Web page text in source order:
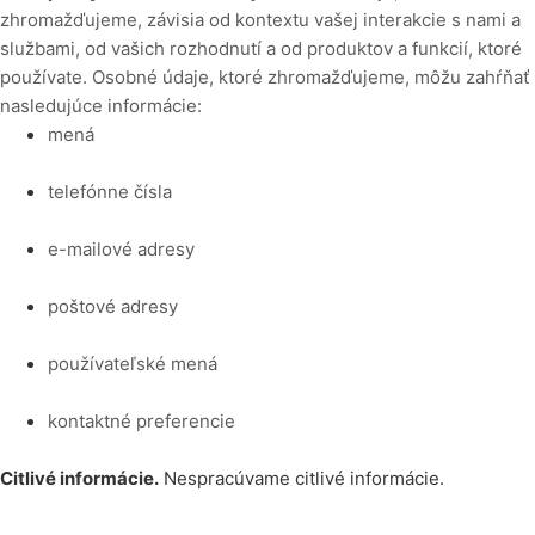
zhromažďujeme, závisia od kontextu vašej interakcie s nami a
službami, od vašich rozhodnutí a od produktov a funkcií, ktoré
používate. Osobné údaje, ktoré zhromažďujeme, môžu zahŕňať
nasledujúce informácie:
mená
telefónne čísla
e-mailové adresy
poštové adresy
používateľské mená
kontaktné preferencie
Citlivé informácie. Nespracúvame citlivé informácie.